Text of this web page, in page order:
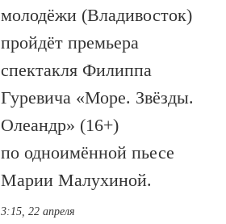
молодёжи (Владивосток)
пройдёт премьера
спектакля Филиппа
Гуревича «Море. Звёзды.
Олеандр» (16+)
по одноимённой пьесе
Марии Малухиной.
3:15, 22 апреля